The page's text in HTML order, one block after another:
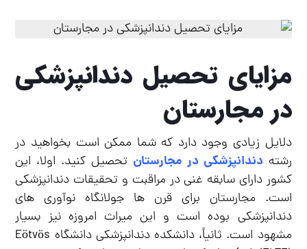
مزایای تحصیل دندانپزشکی
در مجارستان
دلایل زیادی وجود دارد که شما ممکن است بخواهید در
رشتهدندانپزشکی در مجارستان تحصیل کنید. اولا، این
کشور دارای سابقه غنی در مراقبت و تحقیقات دندانپزشکی
است. مجارستان برای قرن ها جولانگاه نوآوری های
دندانپزشکی بوده است و این میراث امروزه نیز بسیار
مشهود است. ثانیاً، دانشکده دندانپزشکی دانشگاه Eötvös